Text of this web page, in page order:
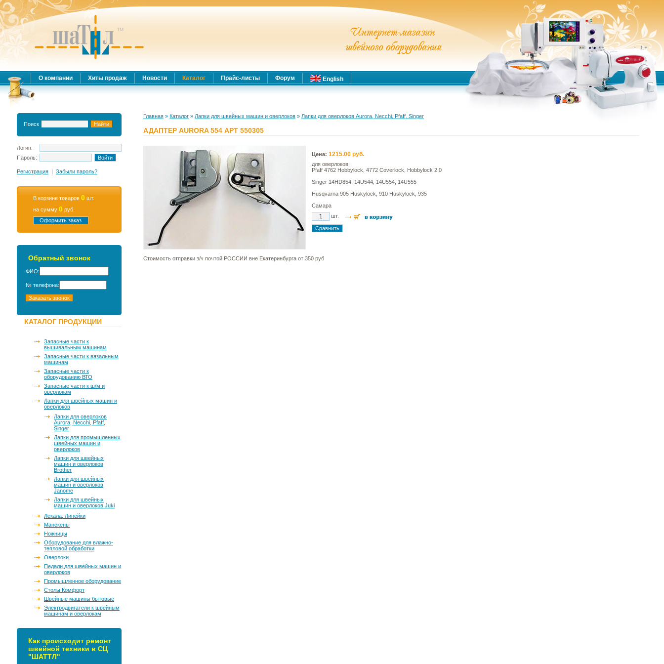
О компании Хиты продаж Новости Каталог Прайс-листы Форум English
Поиск
Логин:
Пароль:
Регистрация | Забыли пароль?
В корзине товаров 0 шт.
на сумму 0 руб.
Оформить заказ
Обратный звонок
ФИО:
№ телефона:
КАТАЛОГ ПРОДУКЦИИ
Запасные части к
вышивальным машинам
Запасные части к вязальным
машинам
Запасные части к
оборудованию ВТО
Запасные части к ш/м и
оверлокам
Лапки для швейных машин и
оверлоков
Лапки для оверлоков
Aurora, Necchi, Pfaff,
Singer
Лапки для промышленных
швейных машин и
оверлоков
Лапки для швейных
машин и оверлоков
Brother
Лапки для швейных
машин и оверлоков
Janome
Лапки для швейных
машин и оверлоков Juki
Лекала, Линейки
Манекены
Ножницы
Оборудование для влажно-
тепловой обработки
Оверлоки
Педали для швейных машин и
оверлоков
Промышленное оборудование
Столы Комфорт
Швейные машины бытовые
Электродвигатели к швейным
машинам и оверлокам
Как происходит ремонт
швейной техники в СЦ
"ШАТТЛ"
Главная » Каталог » Лапки для швейных машин и оверлоков » Лапки для оверлоков Aurora, Necchi, Pfaff, Singer
АДАПТЕР AURORA 554 АРТ 550305
Цена: 1215.00 руб.
для оверлоков:
Pfaff 4762 Hobbylock, 4772 Coverlock, Hobbylock 2.0
Singer 14HD854, 14U544, 14U554, 14U555
Husqvarna 905 Huskylock, 910 Huskylock, 935
Самара
шт.
Стоимость отправки з/ч почтой РОССИИ вне Екатеринбурга от 350 руб